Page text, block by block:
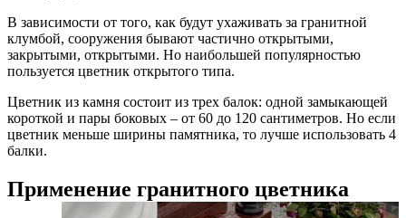
В зависимости от того, как будут ухаживать за гранитной
клумбой, сооружения бывают частично открытыми,
закрытыми, открытыми. Но наибольшей популярностью
пользуется цветник открытого типа.
Цветник из камня состоит из трех балок: одной замыкающей
короткой и пары боковых – от 60 до 120 сантиметров. Но если
цветник меньше ширины памятника, то лучше использовать 4
балки.
Применение гранитного цветника